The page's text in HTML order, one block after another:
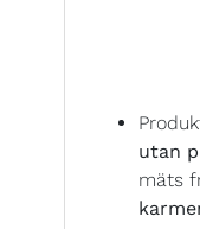
utan
mäts